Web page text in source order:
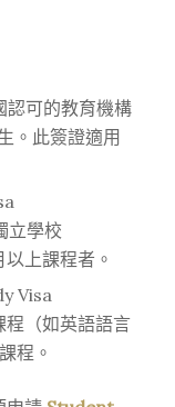
認可的教育機構
。此簽證適用
立學校
上課程者。
Visa
程（如英語語言
程。